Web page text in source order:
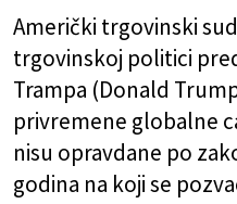
Američki trgovinski
trgovinskoj politici
Trampa (Donald
privremene globalne
nisu opravdane po
godina na koji se